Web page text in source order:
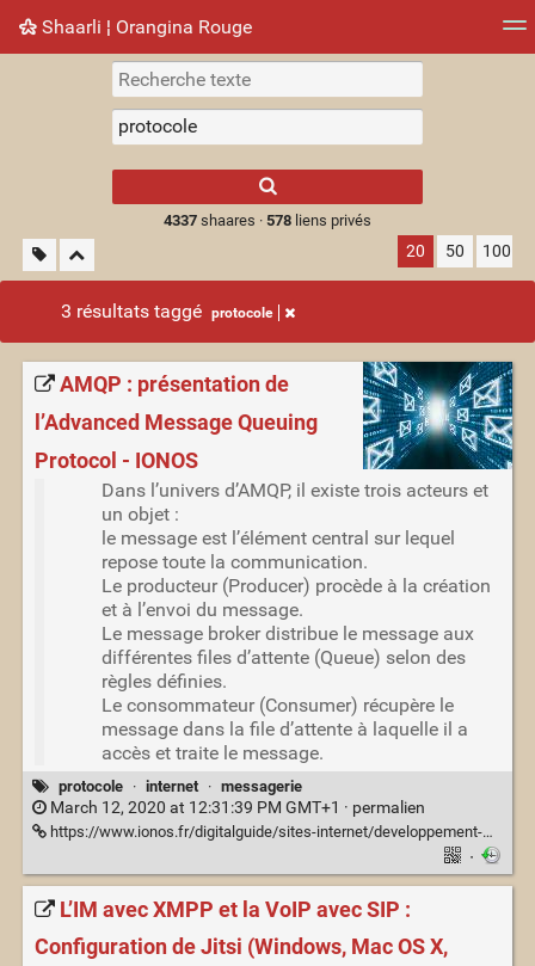
Shaarli ¦ Orangina Rouge
Nuage de tags Mur d'images
results.
4337shaares · 578liens privés
20 50 100
3 résultats taggé protocole
AMQP : présentation de
l’Advanced Message Queuing
Protocol - IONOS
Dans l’univers d’AMQP, il existe trois acteurs et
un objet :
le message est l’élément central sur lequel
repose toute la communication.
Le producteur (Producer) procède à la création
et à l’envoi du message.
Le message broker distribue le message aux
différentes files d’attente (Queue) selon des
règles définies.
Le consommateur (Consumer) récupère le
message dans la file d’attente à laquelle il a
accès et traite le message.
protocole · internet · messagerie
March 12, 2020 at 12:31:39 PM GMT+1 · permalien
https://www.ionos.fr/digitalguide/sites-internet/developpement-web/advanced-message-queuing-protocol-amqp/
·
L’IM avec XMPP et la VoIP avec SIP :
Configuration de Jitsi (Windows, Mac OS X,